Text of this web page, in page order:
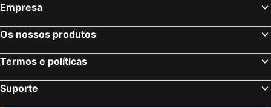
Empresa
Os nossos produtos
Termos e políticas
Suporte